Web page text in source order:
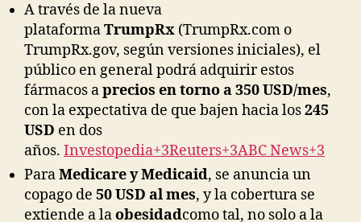
A través de la nueva
plataformaTrumpRx (TrumpRx.com o
TrumpRx.gov, según versiones iniciales), el
público en general podrá adquirir estos
fármacos aprecios en torno a 350 USD/mes,
con la expectativa de que bajen hacia los245
USD en dos
años. Investopedia+3Reuters+3ABC News+3
ParaMedicare y Medicaid, se anuncia un
copago de 50 USD al mes, y la cobertura se
extiende a laobesidadcomo tal, no solo a la